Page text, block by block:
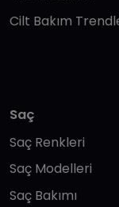
Cilt Bakım
Saç
Saç Renkleri
Saç Modelleri
Saç Bakımı